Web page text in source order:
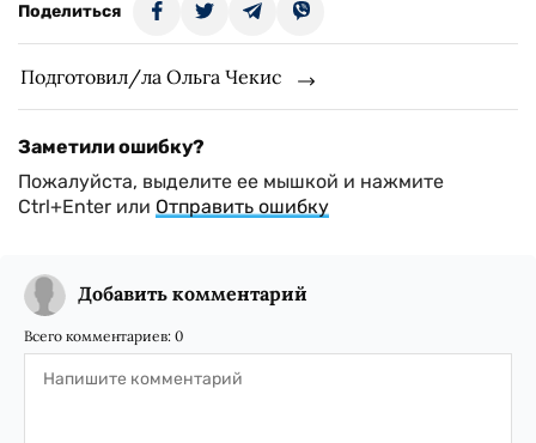
Поделиться
Подготовил/ла Ольга Чекис
Заметили ошибку?
Пожалуйста, выделите ее мышкой и нажмите
Ctrl+Enter или Отправить ошибку
Добавить комментарий
Всего комментариев: 0